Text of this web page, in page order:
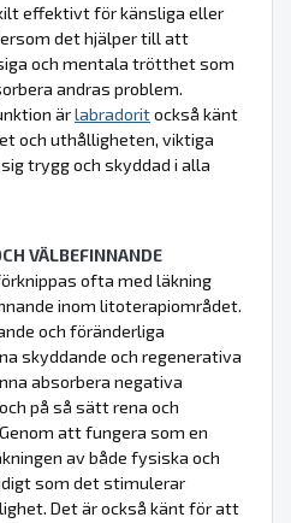
effektivt för känsliga eller
det hjälper till att
och mentala trötthet som
andras problem.
ärlabradoritockså känt
och uthålligheten, viktiga
trygg och skyddad i alla
VÄLBEFINNANDE
ofta med läkning
inom litoterapiområdet.
och föränderliga
skyddande och regenerativa
absorbera negativa
på så sätt rena och
att fungera som en
av både fysiska och
som det stimulerar
Det är också känt för att